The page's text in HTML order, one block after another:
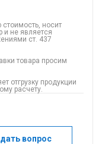
носит
и не является
ст. 437
товара просим
отгрузку продукции
расчету.
вопрос